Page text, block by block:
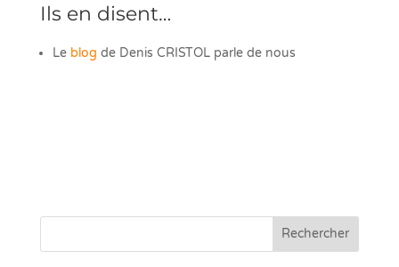
Ils en disent…
Leblog de Denis CRISTOL parle de nous
Rechercher